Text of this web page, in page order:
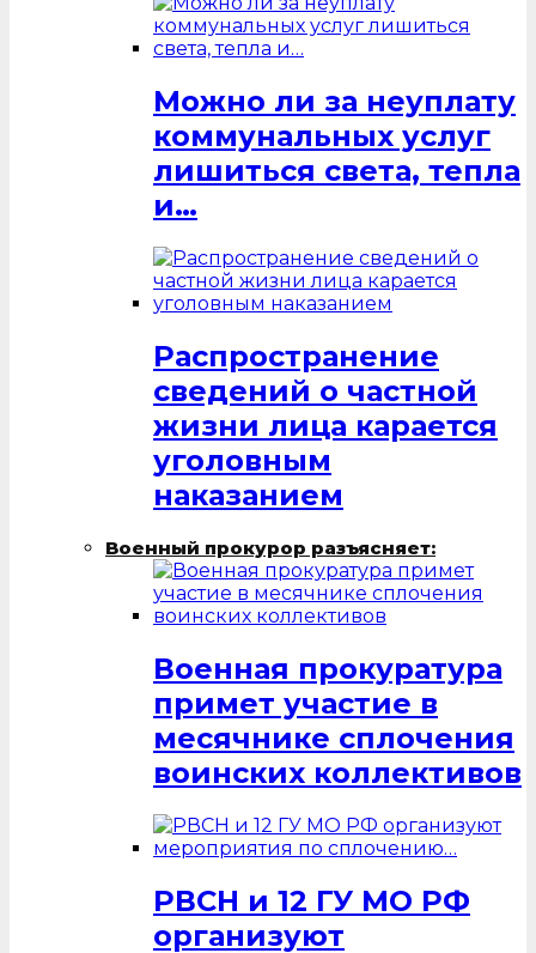
Можно ли за неуплату
коммунальных услуг
лишиться света, тепла
и…
Распространение
сведений о частной
жизни лица карается
уголовным
наказанием
Военный прокурор разъясняет:
Военная прокуратура
примет участие в
месячнике сплочения
воинских коллективов
РВСН и 12 ГУ МО РФ
организуют